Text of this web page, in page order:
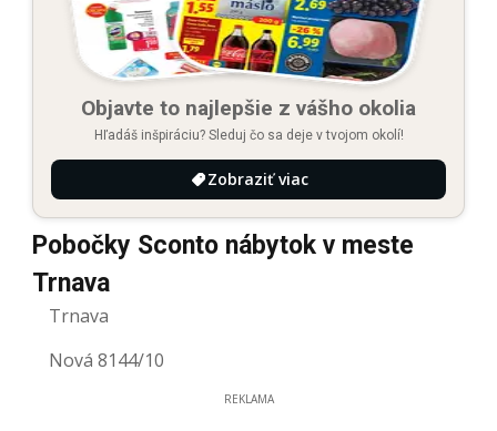
Objavte to najlepšie z vášho okolia
Hľadáš inšpiráciu? Sleduj čo sa deje v tvojom okolí!
Zobraziť viac
Pobočky Sconto nábytok v meste
Trnava
Trnava
Nová 8144/10
REKLAMA